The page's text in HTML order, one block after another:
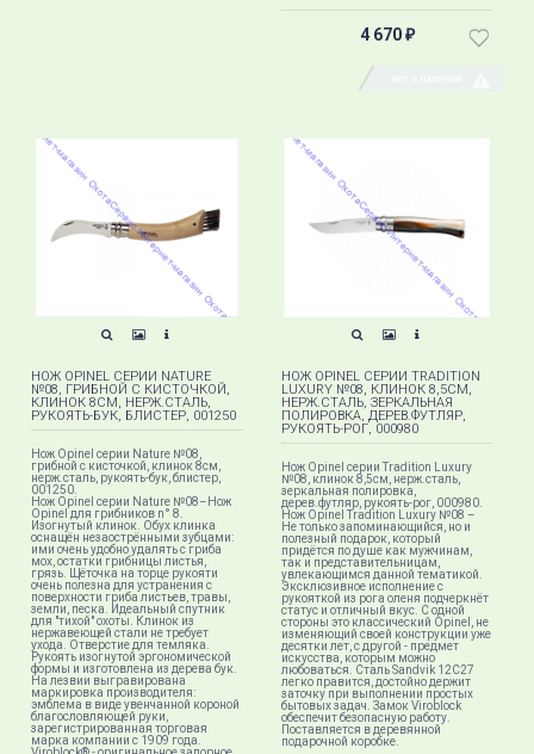
4 670 ₽
НОЖ OPINEL СЕРИИ NATURE
№08, ГРИБНОЙ С КИСТОЧКОЙ,
КЛИНОК 8СМ, НЕРЖ.СТАЛЬ,
РУКОЯТЬ-БУК, БЛИСТЕР, 001250
Нож Opinel серии Nature №08,
грибной с кисточкой, клинок 8см,
нерж.сталь, рукоять-бук, блистер,
001250.
Нож Opinel серии Nature №08–Нож
Opinel для грибников n° 8.
Изогнутый клинок. Обух клинка
оснащён незаострёнными зубцами:
ими очень удобно удалять с гриба
мох, остатки грибницы листья,
грязь. Щёточка на торце рукояти
очень полезна для устранения с
поверхности гриба листьев, травы,
земли, песка. Идеальный спутник
для "тихой" охоты. Клинок из
нержавеющей стали не требует
ухода. Отверстие для темляка.
Рукоять изогнутой эргономической
формы и изготовлена из дерева бук.
На лезвии выгравирована
маркировка производителя:
эмблема в виде увенчанной короной
благословляющей руки,
зарегистрированная торговая
марка компании с 1909 года.
НОЖ OPINEL СЕРИИ TRADITION
LUXURY №08, КЛИНОК 8,5СМ,
НЕРЖ.СТАЛЬ, ЗЕРКАЛЬНАЯ
ПОЛИРОВКА, ДЕРЕВ.ФУТЛЯР,
РУКОЯТЬ-РОГ, 000980
Нож Opinel серии Tradition Luxury
№08, клинок 8,5см, нерж.сталь,
зеркальная полировка,
дерев.футляр, рукоять-рог, 000980.
Нож Opinel Tradition Luxury №08 –
Не только запоминающийся, но и
полезный подарок, который
придётся по душе как мужчинам,
так и представительницам,
увлекающимся данной тематикой.
Эксклюзивное исполнение с
рукояткой из рога оленя подчеркнёт
статус и отличный вкус. С одной
стороны это классический Opinel, не
изменяющий своей конструкции уже
десятки лет, с другой - предмет
искусства, которым можно
любоваться. Сталь Sandvik 12C27
легко правится, достойно держит
заточку при выполнении простых
бытовых задач. Замок Viroblock
обеспечит безопасную работу.
Поставляется в деревянной
подарочной коробке.